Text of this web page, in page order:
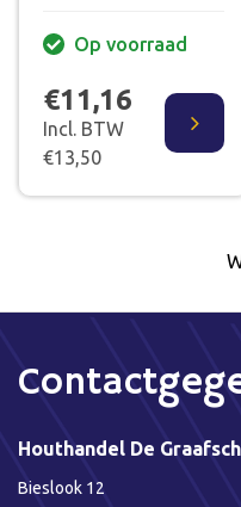
(1KG)
Op voorraad
€11,16
Incl. BTW
€13,50
Houthandel De
Bieslook 12